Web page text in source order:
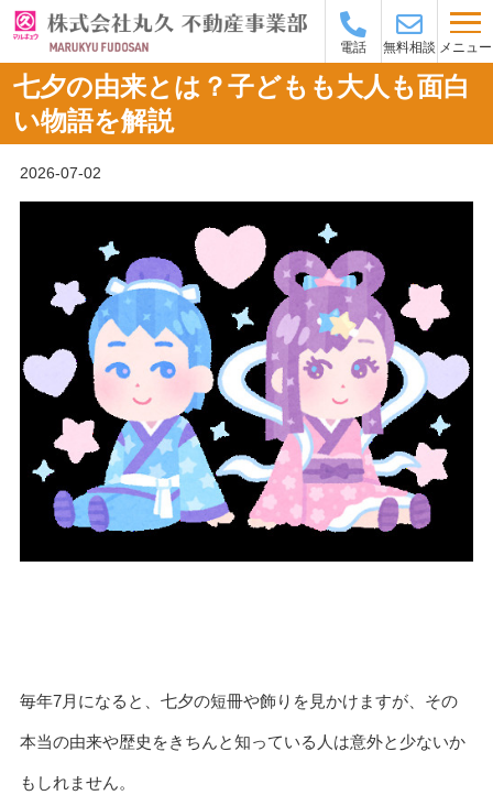
電話 無料相談 メニュー
七夕の由来とは？子どもも大人も面白
い物語を解説
2026-07-02
毎年7月になると、七夕の短冊や飾りを見かけますが、その
本当の由来や歴史をきちんと知っている人は意外と少ないか
もしれません。